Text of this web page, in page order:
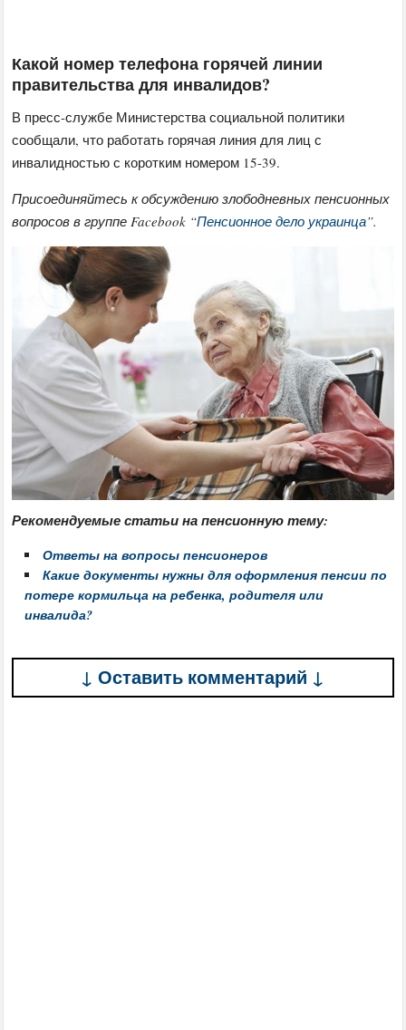
Какой номер телефона горячей линии
правительства для инвалидов?
В пресс-службе Министерства социальной политики
сообщали, что работать горячая линия для лиц с
инвалидностью с коротким номером 15-39.
Присоединяйтесь к обсуждению злободневных пенсионных
вопросов в группе Facebook “Пенсионное дело украинца”.
Рекомендуемые статьи на пенсионную тему:
Ответы на вопросы пенсионеров
Какие документы нужны для оформления пенсии по
потере кормильца на ребенка, родителя или
инвалида?
↓ Оставить комментарий ↓